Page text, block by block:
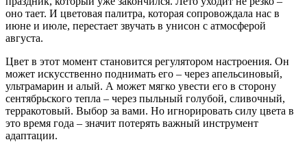
оно тает. И цветовая палитра, которая сопровождала нас в
июне и июле, перестает звучать в унисон с атмосферой
августа.
Цвет в этот момент становится регулятором настроения. Он
может искусственно поднимать его – через апельсиновый,
ультрамарин и алый. А может мягко увести его в сторону
сентябрьского тепла – через пыльный голубой, сливочный,
терракотовый. Выбор за вами. Но игнорировать силу цвета в
это время года – значит потерять важный инструмент
адаптации.